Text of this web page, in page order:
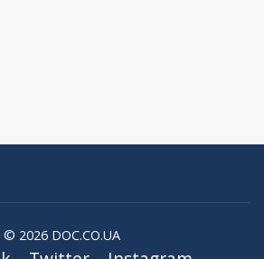
© 2026 DOC.CO.UA